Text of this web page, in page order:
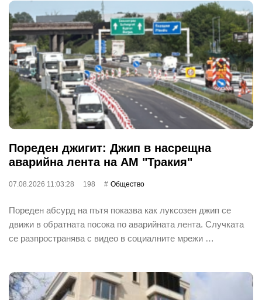
Пореден джигит: Джип в насрещна
аварийна лента на АМ "Тракия"
07.08.2026 11:03:28 198 Общество
Пореден абсурд на пътя показва как луксозен джип се
движи в обратната посока по аварийната лента. Случката
се разпространява с видео в социалните мрежи …